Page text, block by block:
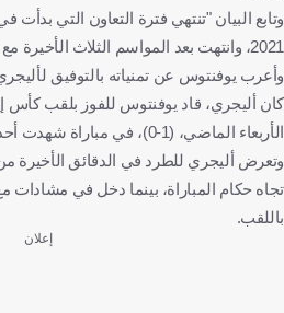
2021، وانتهت بعد المواسم الثلاث الأخيرة مع نهائي الكأس".
وأعرب يوفنتوس عن تمنياته بالتوفيق
كان أليجري، قاد يوفنتوس للفوز بلقب كأس
الأربعاء الماضي، (1-0)، في مباراة شهدت أحداثًا مثيرة للجدل من المدرب.
وتعرض أليجري للطرد في الدقائق الأخيرة من
تجاه حكام المباراة، بينما دخل في مشادات مع
باللقب.
إعلان